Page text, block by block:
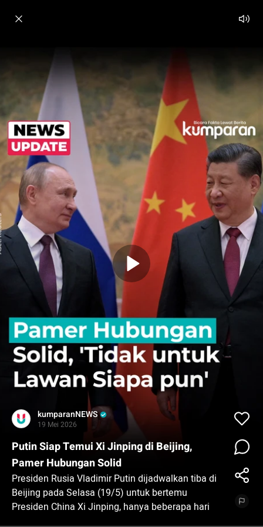
kumparanNEWS
19 Mei 2026
Putin Siap Temui Xi Jinping di Beijing,
Pamer Hubungan Solid
Presiden Rusia Vladimir Putin dijadwalkan tiba di
Beijing pada Selasa (19/5) untuk bertemu
Presiden China Xi Jinping, hanya beberapa hari